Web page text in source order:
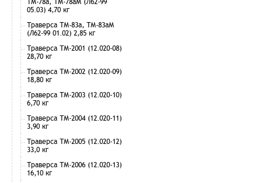
05.03) 4,70 кг
Траверса ТМ-83а, ТМ-83аМ
(Л62-99 01.02) 2,85 кг
Траверса ТМ-2001 (12.020-08)
28,70 кг
Траверса ТМ-2002 (12.020-09)
18,80 кг
Траверса ТМ-2003 (12.020-10)
6,70 кг
Траверса ТМ-2004 (12.020-11)
3,90 кг
Траверса ТМ-2005 (12.020-12)
33,0 кг
Траверса ТМ-2006 (12.020-13)
16,10 кг